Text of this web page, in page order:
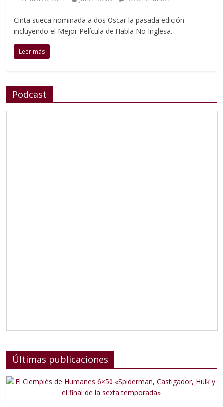
Cinta sueca nominada a dos Oscar la pasada edición
incluyendo el Mejor Película de Habla No Inglesa.
Leer más
Podcast
Últimas publicaciones